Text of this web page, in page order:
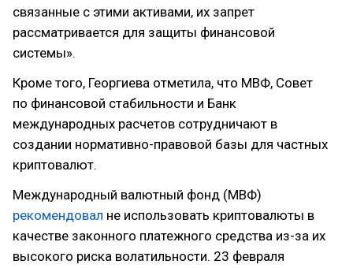
связанные с этими активами, их запрет
рассматривается для защиты финансовой
системы».
Кроме того, Георгиева отметила, что МВФ, Совет
по финансовой стабильности и Банк
международных расчетов сотрудничают в
создании нормативно-правовой базы для частных
криптовалют.
Международный валютный фонд (МВФ)
рекомендовал не использовать криптовалюты в
качестве законного платежного средства из-за их
высокого риска волатильности. 23 февраля